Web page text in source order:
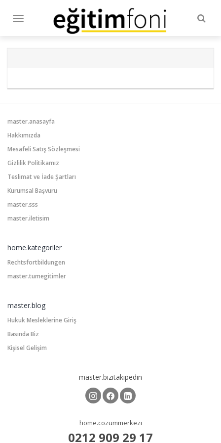
Toggle
master.anasayfa
Hakkımızda
Mesafeli Satış Sözleşmesi
Gizlilik Politikamız
Teslimat ve İade Şartları
Kurumsal Başvuru
master.sss
master.iletisim
home.kategoriler
Rechtsfortbildungen
master.tumegitimler
master.blog
Hukuk Mesleklerine Giriş
Basında Biz
Kişisel Gelişim
master.bizitakipedin
home.cozummerkezi
0212 909 29 17